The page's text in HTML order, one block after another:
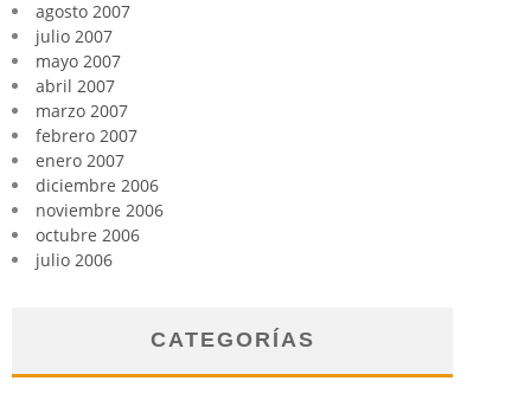
agosto 2007
julio 2007
mayo 2007
abril 2007
marzo 2007
febrero 2007
enero 2007
diciembre 2006
noviembre 2006
octubre 2006
julio 2006
CATEGORÍAS